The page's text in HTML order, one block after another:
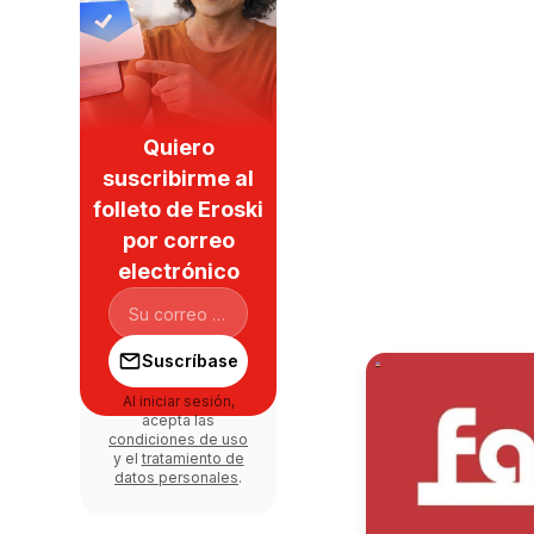
Quiero
suscribirme al
folleto de Eroski
por correo
electrónico
Suscríbase
Al iniciar sesión,
acepta las
condiciones de uso
y el tratamiento de
datos personales.